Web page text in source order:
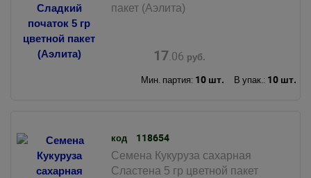
пакет (Аэлита)
17.06 руб.
Мин. партия: 10 шт. В упак.: 10 шт.
код 118654
Семена Кукуруза сахарная
Сластена 5 гр цветной пакет